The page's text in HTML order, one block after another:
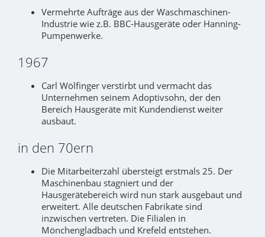
Vermehrte Aufträge aus der Waschmaschinen-
Industrie wie z.B. BBC-Hausgeräte oder Hanning-
Pumpenwerke.
1967
Carl Wölfinger verstirbt und vermacht das
Unternehmen seinem Adoptivsohn, der den
Bereich Hausgeräte mit Kundendienst weiter
ausbaut.
in den 70ern
Die Mitarbeiterzahl übersteigt erstmals 25. Der
Maschinenbau stagniert und der
Hausgerätebereich wird nun stark ausgebaut und
erweitert. Alle deutschen Fabrikate sind
inzwischen vertreten. Die Filialen in
Mönchengladbach und Krefeld entstehen.